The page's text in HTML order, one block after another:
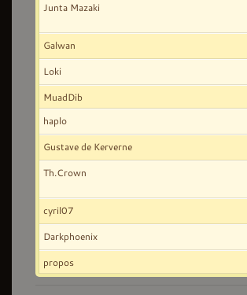
Junta Mazaki
Galwan
Loki
MuadDib
haplo
Gustave de Kerverne
Th.Crown
cyril07
Darkphoenix
propos